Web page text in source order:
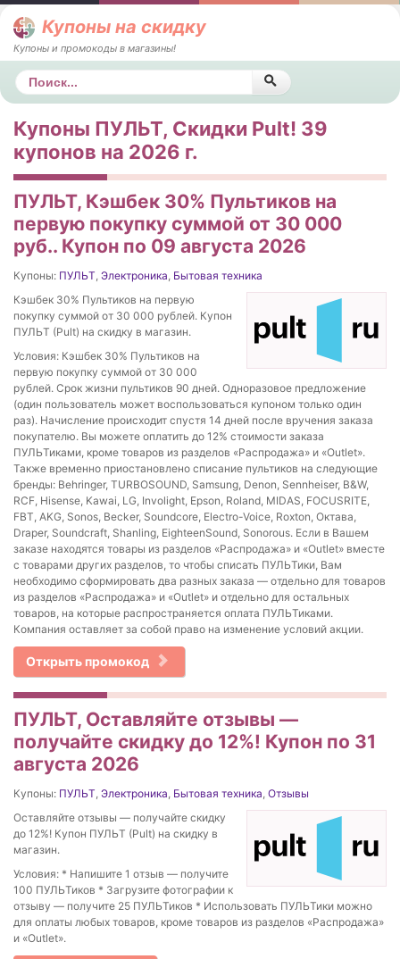
Купоны на скидку
Купоны и промокоды в магазины!
Поиск
Купоны ПУЛЬТ, Скидки Pult! 39
купонов на 2026 г.
ПУЛЬТ, Кэшбек 30% Пультиков на
первую покупку суммой от 30 000
руб.. Купон по 09 августа 2026
Купоны: ПУЛЬТ, Электроника, Бытовая техника
Кэшбек 30% Пультиков на первую
покупку суммой от 30 000 рублей. Купон
ПУЛЬТ (Pult) на скидку в магазин.
Условия: Кэшбек 30% Пультиков на
первую покупку суммой от 30 000
рублей. Срок жизни пультиков 90 дней. Одноразовое предложение
(один пользователь может воспользоваться купоном только один
раз). Начисление происходит спустя 14 дней после вручения заказа
покупателю. Вы можете оплатить до 12% стоимости заказа
ПУЛЬТиками, кроме товаров из разделов «Распродажа» и «Outlet».
Также временно приостановлено списание пультиков на следующие
бренды: Behringer, TURBOSOUND, Samsung, Denon, Sennheiser, B&W,
RCF, Hisense, Kawai, LG, Involight, Epson, Roland, MIDAS, FOCUSRITE,
FBT, AKG, Sonos, Becker, Soundcore, Electro-Voice, Roxton, Октава,
Draper, Soundcraft, Shanling, EighteenSound, Sonorous. Если в Вашем
заказе находятся товары из разделов «Распродажа» и «Outlet» вместе
с товарами других разделов, то чтобы списать ПУЛЬТики, Вам
необходимо сформировать два разных заказа — отдельно для товаров
из разделов «Распродажа» и «Outlet» и отдельно для остальных
товаров, на которые распространяется оплата ПУЛЬТиками.
Компания оставляет за собой право на изменение условий акции.
Открыть промокод
ПУЛЬТ, Оставляйте отзывы —
получайте скидку до 12%! Купон по 31
августа 2026
Купоны: ПУЛЬТ, Электроника, Бытовая техника, Отзывы
Оставляйте отзывы — получайте скидку
до 12%! Купон ПУЛЬТ (Pult) на скидку в
магазин.
Условия: * Напишите 1 отзыв — получите
100 ПУЛЬТиков * Загрузите фотографии к
отзыву — получите 25 ПУЛЬТиков * Использовать ПУЛЬТики можно
для оплаты любых товаров, кроме товаров из разделов «Распродажа»
и «Outlet».